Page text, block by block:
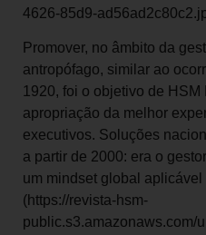
4626-85d9-
Promover, no âmbito da
antropófago, similar ao
1920, foi o objetivo de
apropriação da melhor
executivos. Soluções
a partir de 2000: era o
um mindset global
(https://revista-hsm-
public.s3.amazonaws.com/